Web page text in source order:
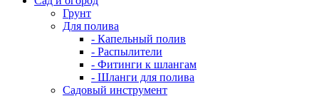
Грунт
Для полива
- Капельный полив
- Распылители
- Фитинги к шлангам
- Шланги для полива
Садовый инструмент